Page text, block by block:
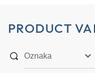
PRODUCT